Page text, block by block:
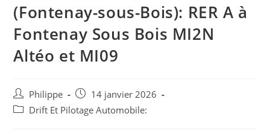
(Fontenay-sous-Bois): RER A à
Fontenay Sous Bois MI2N
Altéo et MI09
Auteur/autrice
de
Philippe
Post
published:
14 janvier 2026
PostDrift Et Pilotage Automobile: